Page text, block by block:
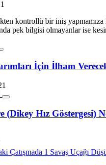
kontrollü bir iniş
pek bilgisi olmayanlar ise
İçin İlham
(Dikey Hız Göstergesi)